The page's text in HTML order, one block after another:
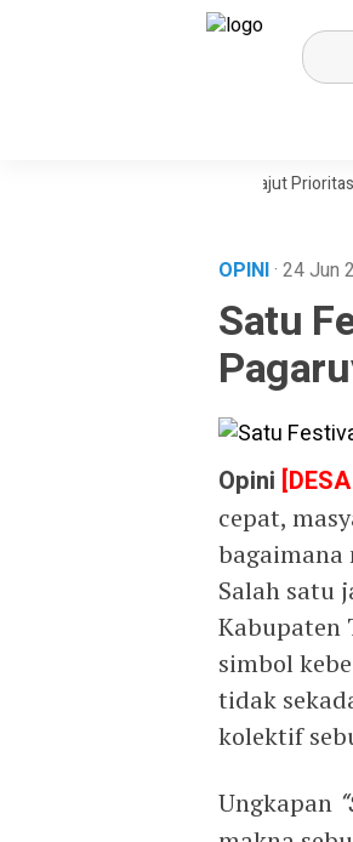
Desa Paenre Lompoe Merajut Prioritas di
OPINI· 24 Jun
Satu
Opini
cepat,
bagaimana
Salah satu
Kabupaten
simbol
tidak
kolektif
Ungkapan